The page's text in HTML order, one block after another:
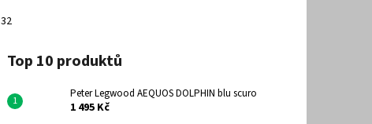
32
Top 10 produktů
Peter Legwood AEQUOS DOLPHIN blu scuro
1 495 Kč